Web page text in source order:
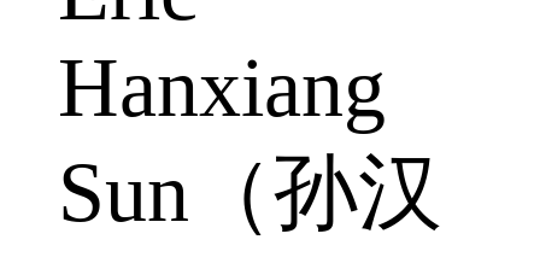
Hanxiang
Sun（孙汉